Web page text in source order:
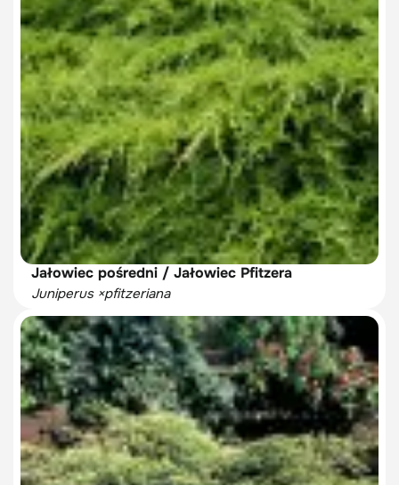
Jałowiec pośredni / Jałowiec Pfitzera
Juniperus ×pfitzeriana